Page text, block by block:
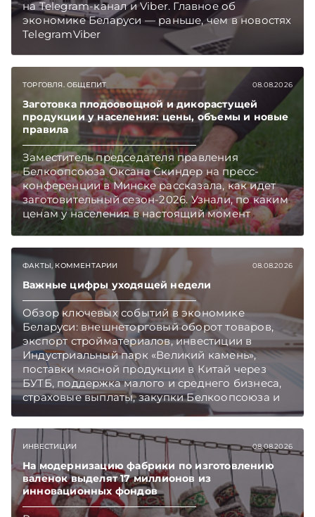
на Telegram‑канал и Viber. Главное об
экономике Беларуси — раньше, чем в новостях
TelegramViber
ТОРГОВЛЯ. ОБЩЕПИТ 08.08.2026
Заготовка плодоовощной и дикорастущей
продукции у населения: цены, объемы и новые
правила
Заместитель председателя правления
Белкоопсоюза Оксана Скиндер на пресс-
конференции в Минске рассказала, как идет
заготовительный сезон-2026. Узнали, по каким
ценам у населения в настоящий момент
закупают продукцию, сколько
как изменились правила игры в текущем году.
Подписывайтесь на Telegram‑канал и Viber.
Главное об экономике Беларуси — раньше,
чем в новостях TelegramViber
ФАКТЫ, КОММЕНТАРИИ 08.08.2026
Важные цифры уходящей недели
Обзор ключевых событий в экономике
Беларуси: внешнеторговый оборот товаров,
экспорт стройматериалов, инвестиции в
Индустриальный парк «Великий камень»,
поставки мясной продукции в Китай через
БУТБ, поддержка малого и среднего бизнеса,
страховые выплаты, закупки Белкоопсоюза и
рост продаж новых автомобилей.
Подписывайтесь на Telegram‑канал и Viber.
Главное об экономике Беларуси — раньше,
чем в новостях TelegramViber
ИНВЕСТИЦИИ 08.08.2026
На модернизацию фабрики по изготовлению
валенок выделят 17 миллионов из
инновационных фондов